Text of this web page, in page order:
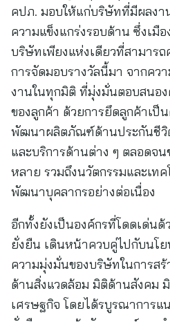
คปภ. มอบให้แก่บริษัทที่มีผลงา
ความแข็งแกร่งรอบด้าน ซึ่งเมื
บริษัทเพียงแห่งเดียวที่สามาร
การจัดมอบรางวัลนี้มา จากคว
งานในทุกมิติ ที่มุ่งมั่นตอบสนอง
ของลูกค้า ด้วยการยึดลูกค้าเป็
พัฒนาผลิตภัณฑ์ด้านประกันชีวิ
และบริการด้านต่าง ๆ ตลอดจ
หลาย รวมถึงนวัตกรรมและเท
พัฒนาบุคลากรอย่างต่อเนื่อง
อีกทั้งยังเป็นองค์กรที่โดดเด่นด้
ยั่งยืน เดินหน้าควบคู่ไปกับนโ
ความมุ่งมั่นของบริษัทในการสร้
ด้านสิ่งแวดล้อม มิติด้านสังคม
เศรษฐกิจ โดยได้รบูรณาการ